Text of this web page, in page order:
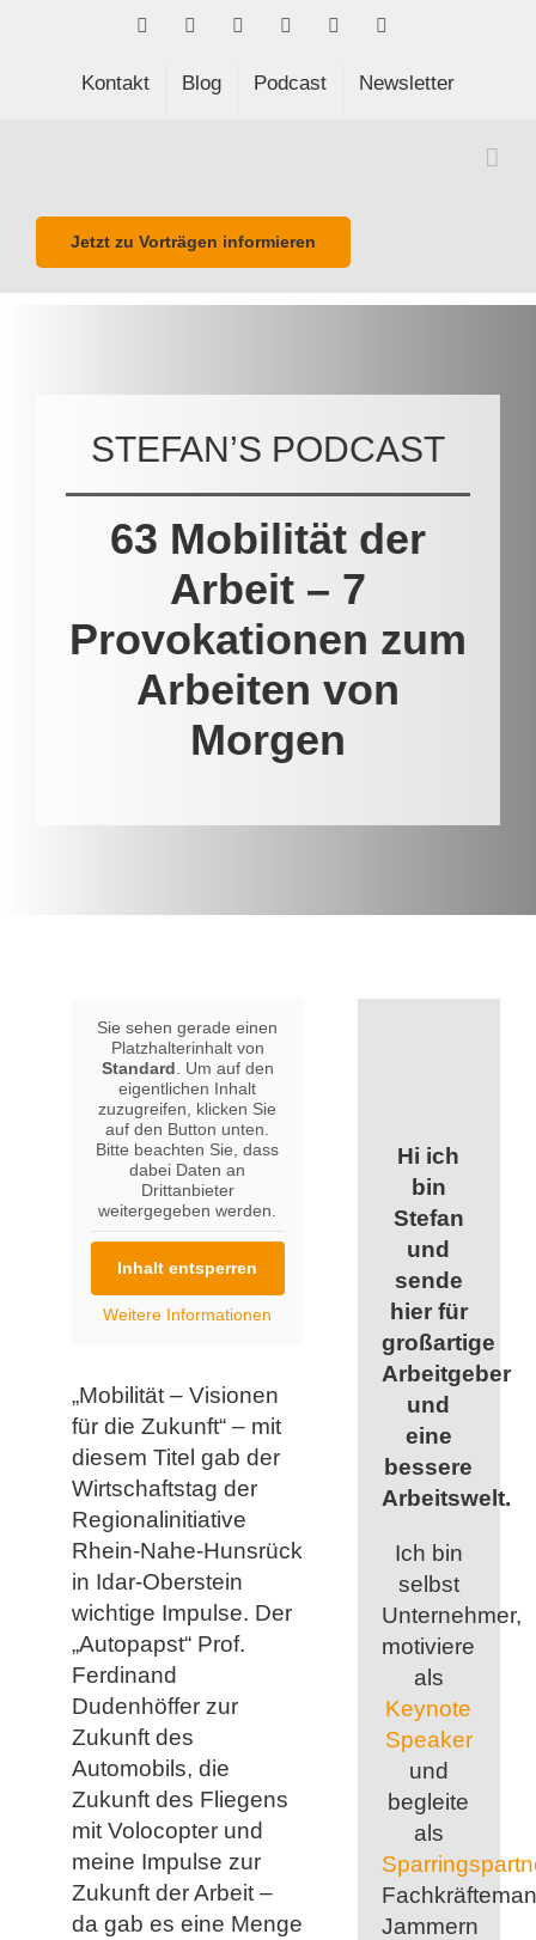
FacebookLinkedIn Spotify
Kontakt Blog Podcast Newsletter
Jetzt zu Vorträgen informieren
STEFAN’S PODCAST
63 Mobilität der
Arbeit – 7
Provokationen zum
Arbeiten von
Morgen
Sie sehen gerade einen
Platzhalterinhalt von
Standard . Um auf den
eigentlichen Inhalt
zuzugreifen, klicken Sie
auf den Button unten.
Bitte beachten Sie, dass
dabei Daten an
Drittanbieter
weitergegeben werden.
Inhalt entsperren
Weitere Informationen
„Mobilität – Visionen
für die Zukunft“ – mit
diesem Titel gab der
Wirtschaftstag der
Regionalinitiative
Rhein-Nahe-Hunsrück
in Idar-Oberstein
wichtige Impulse. Der
„Autopapst“ Prof.
Ferdinand
Dudenhöffer zur
Zukunft des
Automobils, die
Zukunft des Fliegens
mit Volocopter und
meine Impulse zur
Zukunft der Arbeit –
da gab es eine Menge
Hi ich
bin
Stefan
und
sende
hier für
großartige
Arbeitgeber
und
eine
bessere
Arbeitswelt.
Ich bin
selbst
Unternehmer,
motiviere
als
Keynote
Speaker
und
begleite
als
Jammern